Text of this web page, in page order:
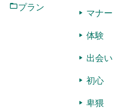
プラン
マナー
体験
出会い
初心
卑猥